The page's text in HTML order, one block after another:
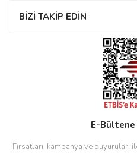
BİZİ TAKİP EDİN
E-Bültene
Fırsatları, kampanya ve